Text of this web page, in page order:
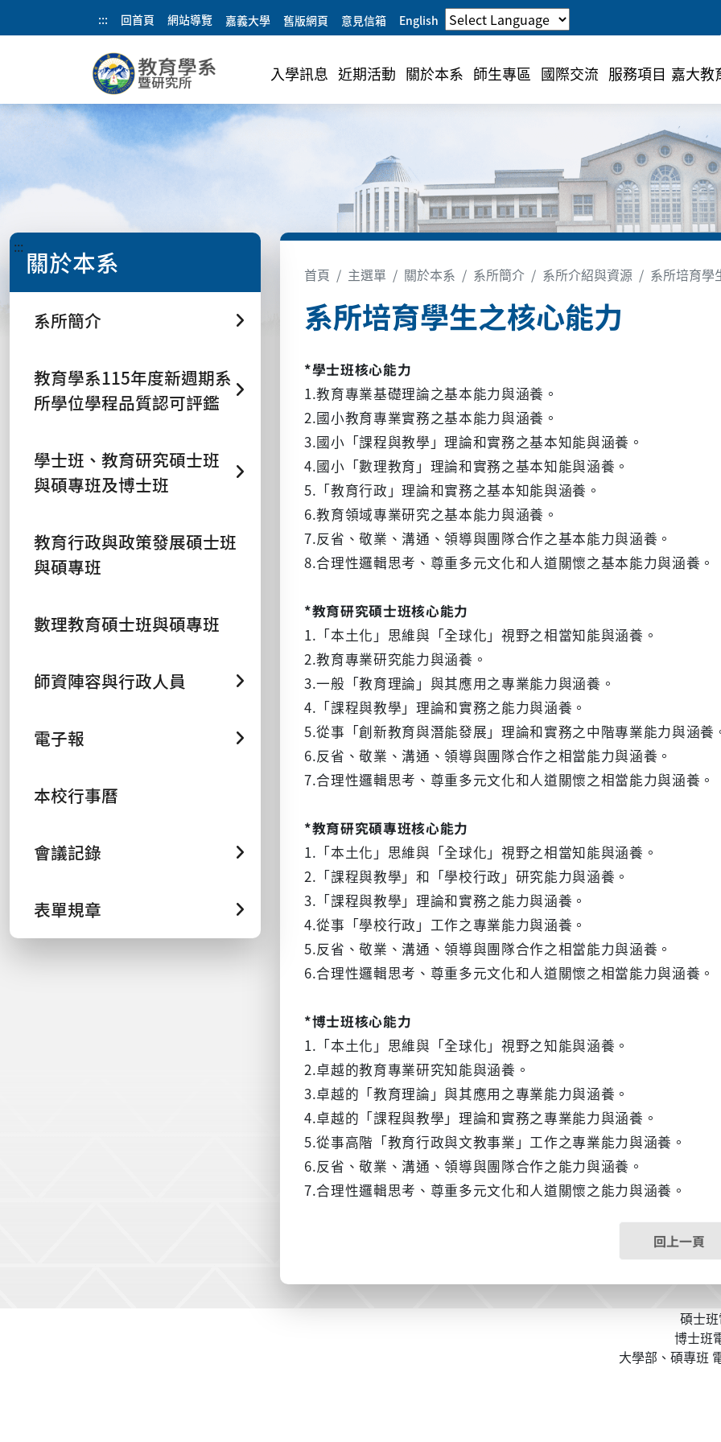
::: 回首頁 網站導覽 嘉義大學 舊版網頁 意見信箱 English
入學訊息 近期活動 關於本系 師生專區 國際交流 服務項目 嘉大教
::: 關於本系
系所簡介
教育學系115年度新週期系
所學位學程品質認可評鑑
學士班、教育研究碩士班
與碩專班及博士班
教育行政與政策發展碩士班
與碩專班
數理教育碩士班與碩專班
師資陣容與行政人員
電子報
本校行事曆
會議記錄
表單規章
首頁 主選單 關於本系 系所簡介 系所介紹與資源 系所培育學
系所培育學生之核心能力
*學士班核心能力
1.教育專業基礎理論之基本能力與涵養。
2.國小教育專業實務之基本能力與涵養。
3.國小「課程與教學」理論和實務之基本知能與涵養。
4.國小「數理教育」理論和實務之基本知能與涵養。
5.「教育行政」理論和實務之基本知能與涵養。
6.教育領域專業研究之基本能力與涵養。
7.反省、敬業、溝通、領導與團隊合作之基本能力與涵養。
8.合理性邏輯思考、尊重多元文化和人道關懷之基本能力與涵養。
*教育研究碩士班核心能力
1.「本土化」思維與「全球化」視野之相當知能與涵養。
2.教育專業研究能力與涵養。
3.一般「教育理論」與其應用之專業能力與涵養。
4.「課程與教學」理論和實務之能力與涵養。
5.從事「創新教育與潛能發展」理論和實務之中階專業能力與涵養
6.反省、敬業、溝通、領導與團隊合作之相當能力與涵養。
7.合理性邏輯思考、尊重多元文化和人道關懷之相當能力與涵養。
*教育研究碩專班核心能力
1.「本土化」思維與「全球化」視野之相當知能與涵養。
2.「課程與教學」和「學校行政」研究能力與涵養。
3.「課程與教學」理論和實務之能力與涵養。
4.從事「學校行政」工作之專業能力與涵養。
5.反省、敬業、溝通、領導與團隊合作之相當能力與涵養。
6.合理性邏輯思考、尊重多元文化和人道關懷之相當能力與涵養。
*博士班核心能力
1.「本土化」思維與「全球化」視野之知能與涵養。
2.卓越的教育專業研究知能與涵養。
3.卓越的「教育理論」與其應用之專業能力與涵養。
4.卓越的「課程與教學」理論和實務之專業能力與涵養。
5.從事高階「教育行政與文教事業」工作之專業能力與涵養。
6.反省、敬業、溝通、領導與團隊合作之能力與涵養。
7.合理性邏輯思考、尊重多元文化和人道關懷之能力與涵養。
回上一頁
碩士
博士班
大學部、碩專班